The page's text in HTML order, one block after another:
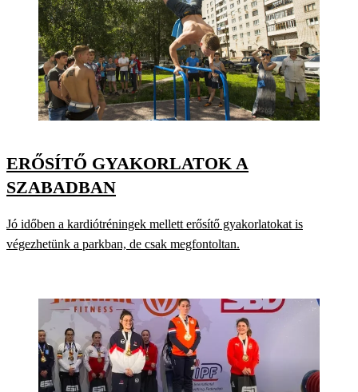
ERŐSÍTŐ GYAKORLATOK A
SZABADBAN
Jó időben a kardiótréningek mellett erősítő gyakorlatokat is
végezhetünk a parkban, de csak megfontoltan.